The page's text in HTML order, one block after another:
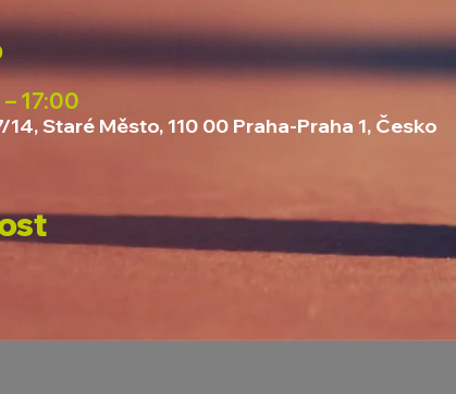
17:00
14, Staré Město, 110 00 Praha-Praha 1, Česko